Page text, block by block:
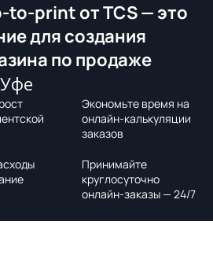
print от TCS — это
для создания
по продаже
Экономьте время на
онлайн-калькуляции
заказов
Принимайте
круглосуточно
онлайн-заказы — 24/7